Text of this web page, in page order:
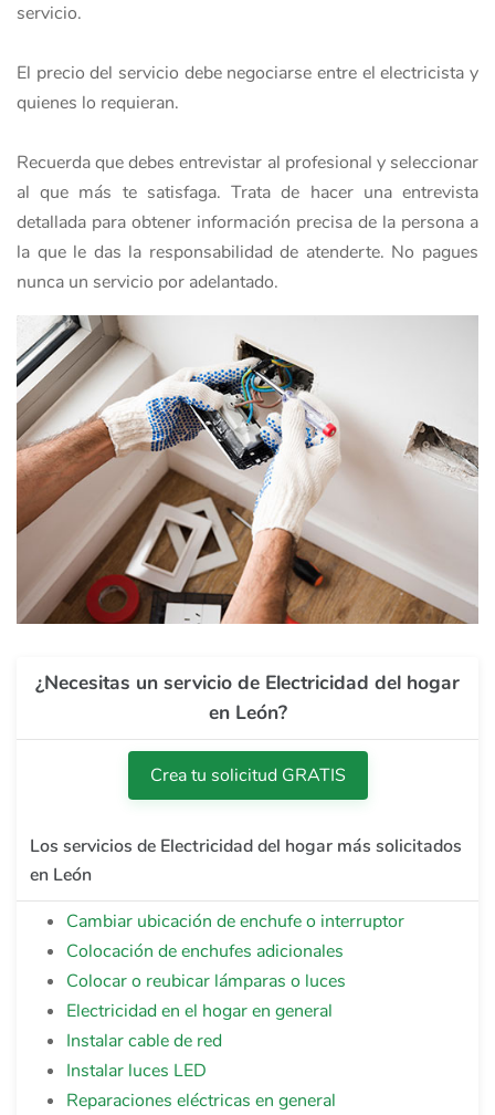
servicio.
El precio del servicio debe negociarse entre el electricista y
quienes lo requieran.
Recuerda que debes entrevistar al profesional y seleccionar
al que más te satisfaga. Trata de hacer una entrevista
detallada para obtener información precisa de la persona a
la que le das la responsabilidad de atenderte. No pagues
nunca un servicio por adelantado.
¿Necesitas un servicio de Electricidad del hogar
en León?
Crea tu solicitud GRATIS
Los servicios de Electricidad del hogar más solicitados
en León
Cambiar ubicación de enchufe o interruptor
Colocación de enchufes adicionales
Colocar o reubicar lámparas o luces
Electricidad en el hogar en general
Instalar cable de red
Instalar luces LED
Reparaciones eléctricas en general